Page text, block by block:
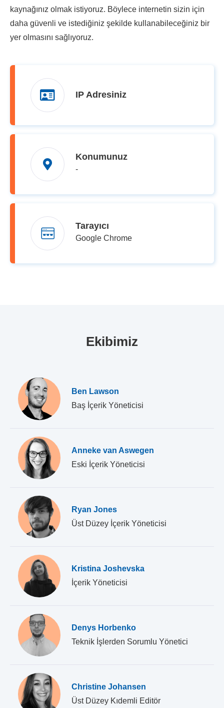
IP Adresiniz
Konumunuz
-
Tarayıcı
Google Chrome
kaynağınız olmak istiyoruz. Böylece internetin sizin için
daha güvenli ve istediğiniz şekilde kullanabileceğiniz bir
yer olmasını sağlıyoruz.
Ekibimiz
Ben Lawson
Baş İçerik Yöneticisi
Anneke van Aswegen
Eski İçerik Yöneticisi
Ryan Jones
Üst Düzey İçerik Yöneticisi
Kristina Joshevska
İçerik Yöneticisi
Denys Horbenko
Teknik İşlerden Sorumlu Yönetici
Christine Johansen
Üst Düzey Kıdemli Editör